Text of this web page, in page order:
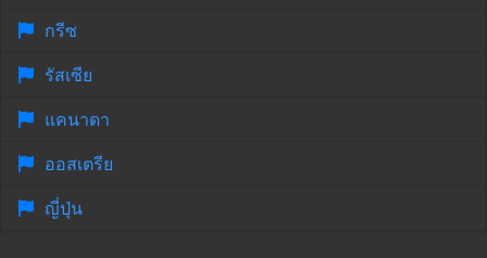
กรีซ
รัสเซีย
แคนาดา
ออสเตรีย
ญี่ปุ่น